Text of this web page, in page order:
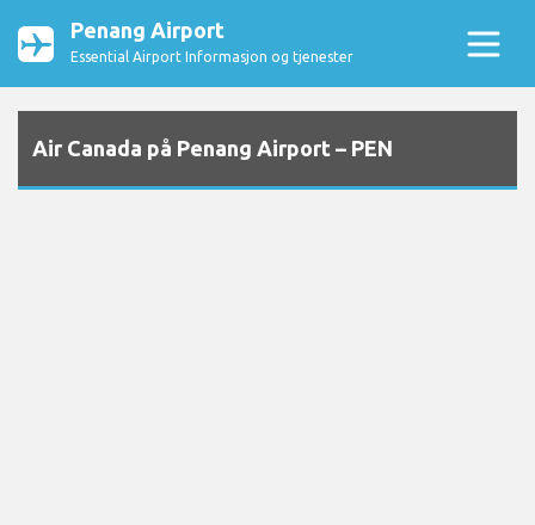
Penang Airport
Essential Airport Informasjon og tjenester
Air Canada på Penang Airport – PEN